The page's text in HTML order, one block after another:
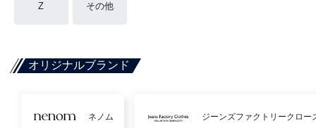
Z その他
オリジナルブランド
ネノム ジーンズファクトリークロー